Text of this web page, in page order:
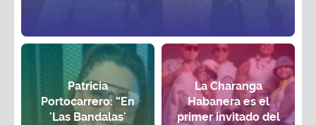
Patricia
Portocarrero: “En
'Las Bandalas'
La Charanga
Habanera es el
primer invitado del